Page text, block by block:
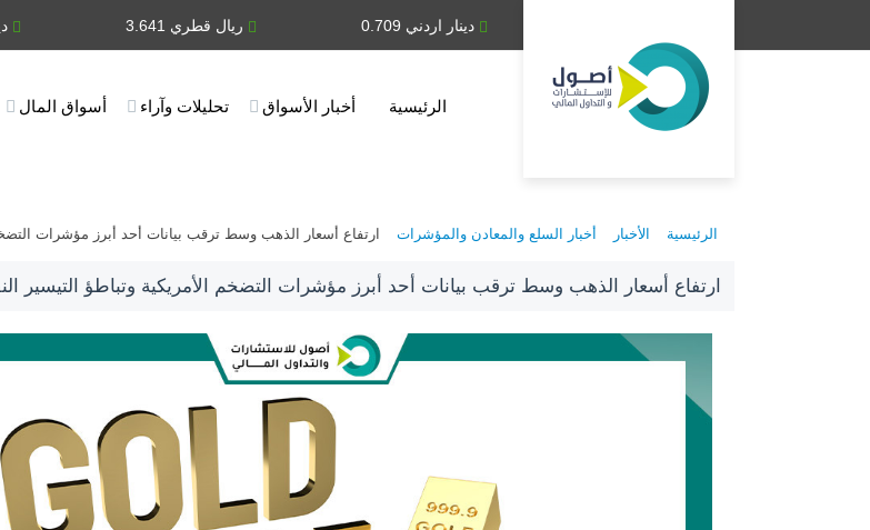
دينار اردني 0.709 ريال قطري 3.641 دينار كويتي
الرئيسية أخبار الأسواق تحليلات وآراء أسواق المال
الرئيسية الأخبار أخبار السلع والمعادن والمؤشرات ارتفاع أسعار الذهب وسط ترقب بيانات أحد أبرز مؤشرات
ارتفاع أسعار الذهب وسط ترقب بيانات أحد أبرز مؤشرات التضخم الأمريكية وتباطؤ التيسير